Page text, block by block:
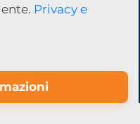
Privacy e